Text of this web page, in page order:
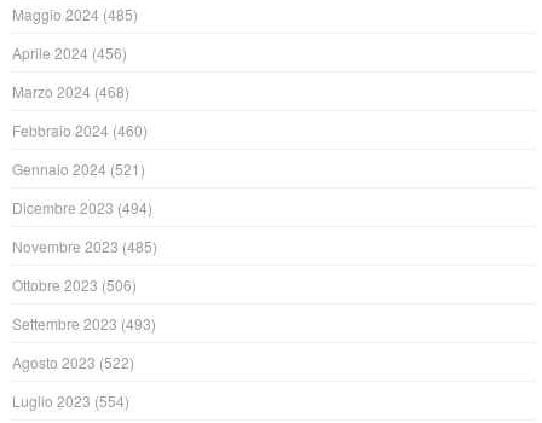
Maggio 2024 (485)
Aprile 2024 (456)
Marzo 2024 (468)
Febbraio 2024 (460)
Gennaio 2024 (521)
Dicembre 2023 (494)
Novembre 2023 (485)
Ottobre 2023 (506)
Settembre 2023 (493)
Agosto 2023 (522)
Luglio 2023 (554)